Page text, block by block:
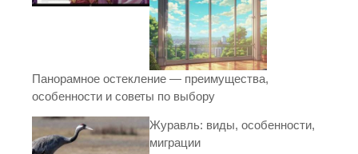
Панорамное остекление — преимущества,
особенности и советы по выбору
Журавль: виды, особенности,
миграции